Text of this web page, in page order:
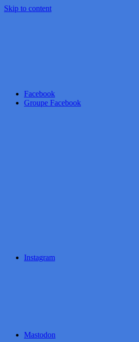
Skip to content
Facebook
Groupe Facebook
Instagram
Mastodon